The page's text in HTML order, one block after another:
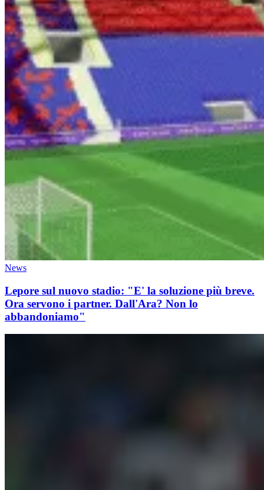
News
Lepore sul nuovo stadio: "E' la soluzione più breve.
Ora servono i partner. Dall'Ara? Non lo
abbandoniamo"